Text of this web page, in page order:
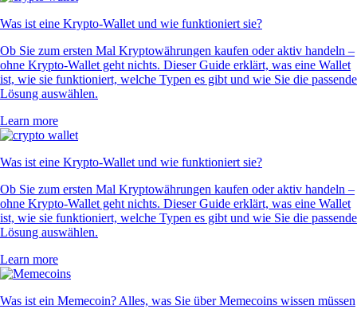
Was ist eine Krypto-Wallet und wie funktioniert sie?
Ob Sie zum ersten Mal Kryptowährungen kaufen oder aktiv handeln –
ohne Krypto-Wallet geht nichts. Dieser Guide erklärt, was eine Wallet
ist, wie sie funktioniert, welche Typen es gibt und wie Sie die passende
Lösung auswählen.
Learn more
Was ist eine Krypto-Wallet und wie funktioniert sie?
Ob Sie zum ersten Mal Kryptowährungen kaufen oder aktiv handeln –
ohne Krypto-Wallet geht nichts. Dieser Guide erklärt, was eine Wallet
ist, wie sie funktioniert, welche Typen es gibt und wie Sie die passende
Lösung auswählen.
Learn more
Was ist ein Memecoin? Alles, was Sie über Memecoins wissen müssen